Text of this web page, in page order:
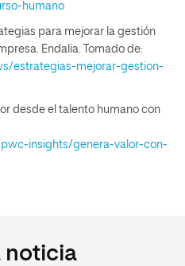
humano
para mejorar la gestión
Endalia. Tomado de:
estrategias-mejorar-gestion-
desde el talento humano con
insights/genera-valor-con-
noticia